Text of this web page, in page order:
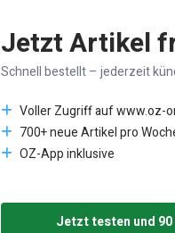
Jetzt Artikel
Schnell bestellt – jederzeit
Voller Zugriff auf www.oz-
700+ neue Artikel pro
OZ-App inklusive
Jetzt testen und 90